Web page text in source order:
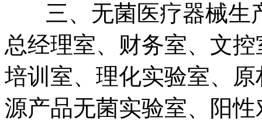
三、无菌医疗器械生
总经理室、财务室、文
培训室、理化实验室、
源产品无菌实验室、阳